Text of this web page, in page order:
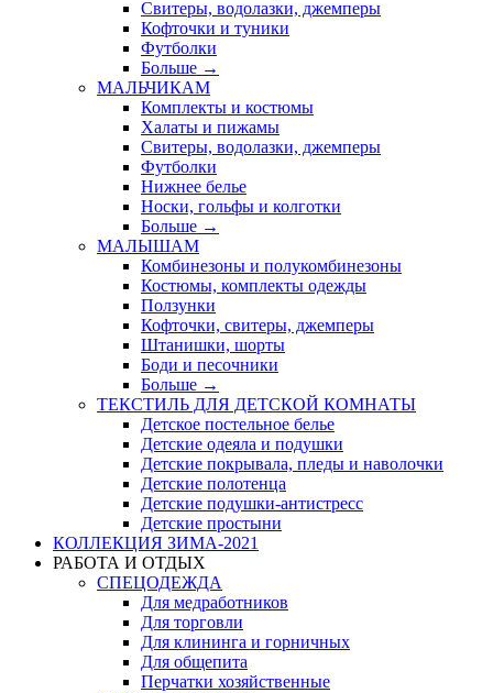
Свитеры, водолазки, джемперы
Кофточки и туники
Футболки
Больше →
МАЛЬЧИКАМ
Комплекты и костюмы
Халаты и пижамы
Свитеры, водолазки, джемперы
Футболки
Нижнее белье
Носки, гольфы и колготки
Больше →
МАЛЫШАМ
Комбинезоны и полукомбинезоны
Костюмы, комплекты одежды
Ползунки
Кофточки, свитеры, джемперы
Штанишки, шорты
Боди и песочники
Больше →
ТЕКСТИЛЬ ДЛЯ ДЕТСКОЙ КОМНАТЫ
Детское постельное белье
Детские одеяла и подушки
Детские покрывала, пледы и наволочки
Детские полотенца
Детские подушки-антистресс
Детские простыни
КОЛЛЕКЦИЯ ЗИМА-2021
РАБОТА И ОТДЫХ
СПЕЦОДЕЖДА
Для медработников
Для торговли
Для клининга и горничных
Для общепита
Перчатки хозяйственные